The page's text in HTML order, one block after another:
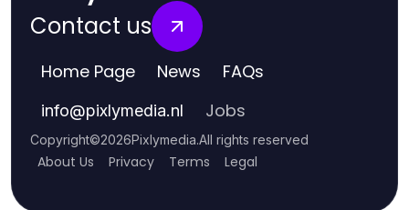
Contact us
Home Page News FAQs
info@pixlymedia.nl Jobs
Copyright©2026Pixlymedia.All rights reserved
About Us Privacy Terms Legal